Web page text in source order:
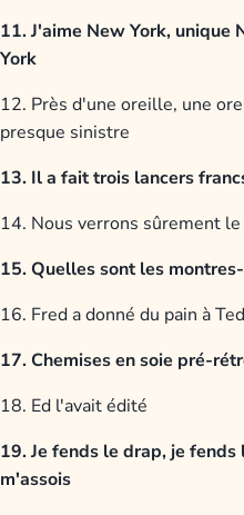
11. J'aime New York, unique
York
12. Près d'une oreille, une
presque sinistre
13. Il a fait trois lancers
14. Nous verrons sûrement
15. Quelles sont les
16. Fred a donné du pain à
17. Chemises en soie pré-
18. Ed l'avait édité
19. Je fends le drap, je
m'assois